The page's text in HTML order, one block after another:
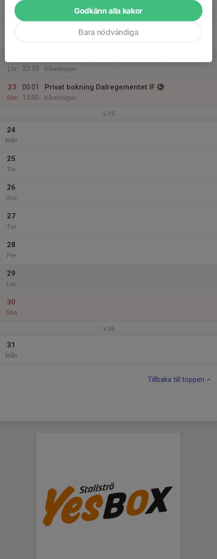
Tor
Privat bokning Dalregementet IF
Lör
23:59
Kårestugan
23
Sön
00:01
15:00
Privat bokning Dalregementet IF
Kårestugan
v.35
24
Mån
25
Tis
26
Ons
27
Tor
28
Fre
29
Lör
30
Sön
v.36
31
Mån
Tillbaka till toppen
Godkänn alla kakor
Bara nödvändiga